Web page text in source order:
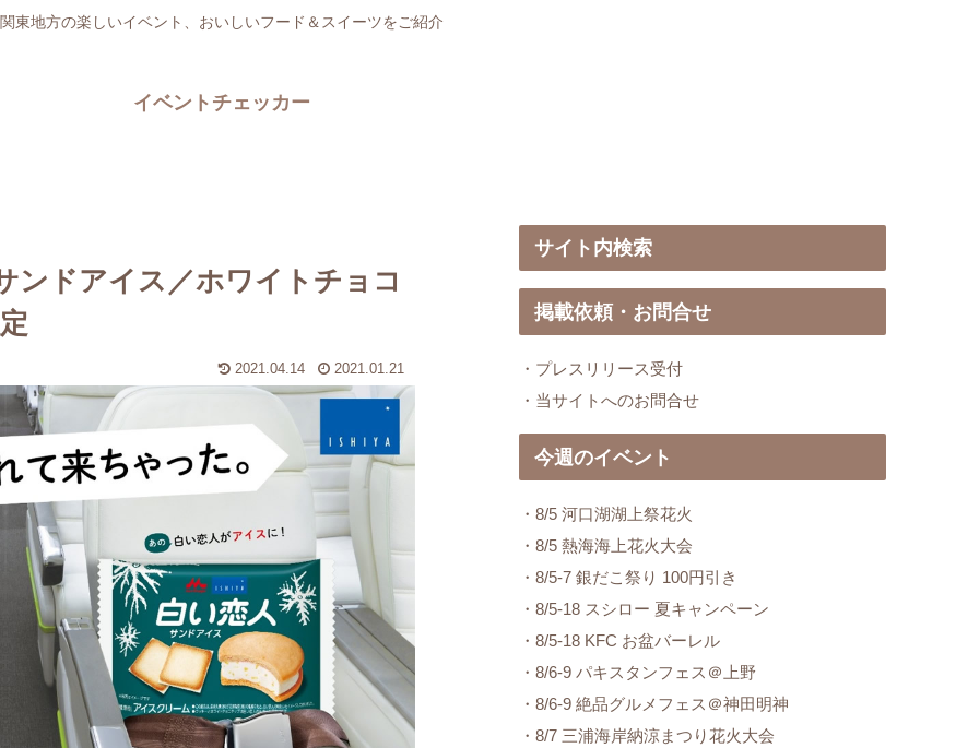
関東地方の楽しいイベント、おいしいフード＆スイーツをご紹介
イベントチェッカー
ンドアイス／ホワイトチョコ
2021.04.14 2021.01.21
サイト内検索
掲載依頼・お問合せ
・プレスリリース受付
・当サイトへのお問合せ
今週のイベント
・8/5 河口湖湖上祭花火
・8/5 熱海海上花火大会
・8/5-7 銀だこ祭り 100円引き
・8/5-18 スシロー 夏キャンペーン
・8/5-18 KFC お盆バーレル
・8/6-9 パキスタンフェス＠上野
・8/6-9 絶品グルメフェス＠神田明神
・8/7 三浦海岸納涼まつり花火大会